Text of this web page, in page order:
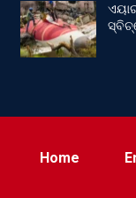
Home